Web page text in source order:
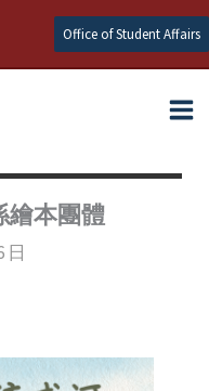
Office of Student Affairs
繪本團體
日